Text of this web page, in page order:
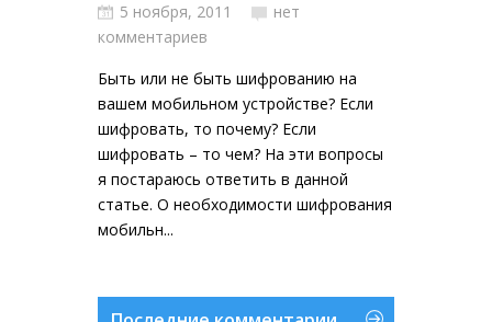
5 ноября, 2011
нет
комментариев
Быть или не быть шифрованию на
вашем мобильном устройстве? Если
шифровать, то почему? Если
шифровать – то чем? На эти вопросы
я постараюсь ответить в данной
статье. О необходимости шифрования
мобильн...